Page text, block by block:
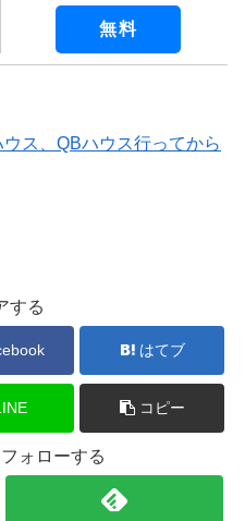
無料
ス、QBハウス行ってから
する
はてブ
コピー
ォローする